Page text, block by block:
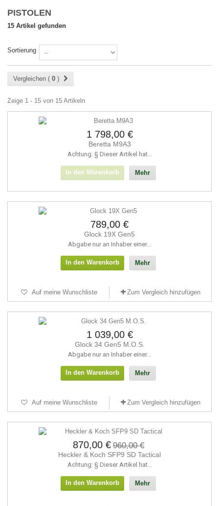
PISTOLEN
15 Artikel gefunden
Sortierung
Vergleichen ( 0 )
Zeige 1 - 15 von 15 Artikeln
1 798,00 €
Beretta M9A3
Achtung: § Dieser Artikel hat...
In den Warenkorb Mehr
789,00 €
Glock 19X Gen5
Abgabe nur an Inhaber einer...
In den Warenkorb Mehr
Auf meine Wunschliste Zum Vergleich hinzufügen
1 039,00 €
Glock 34 Gen5 M.O.S.
Abgabe nur an Inhaber einer...
In den Warenkorb Mehr
Auf meine Wunschliste Zum Vergleich hinzufügen
870,00 € 960,00 €
Heckler & Koch SFP9 SD Tactical
Achtung: § Dieser Artikel hat...
In den Warenkorb Mehr